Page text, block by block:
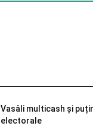
Vasâli multicash și
electorale